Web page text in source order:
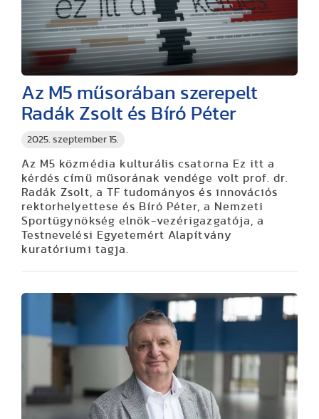
2025. szeptember 15.
Az M5 műsorában szerepelt
Radák Zsolt és Bíró Péter
Az M5 közmédia kulturális csatorna Ez itt a
kérdés című műsorának vendége volt prof. dr.
Radák Zsolt, a TF tudományos és innovációs
rektorhelyettese és Bíró Péter, a Nemzeti
Sportügynökség elnök-vezérigazgatója, a
Testnevelési Egyetemért Alapítvány
kuratóriumi tagja.